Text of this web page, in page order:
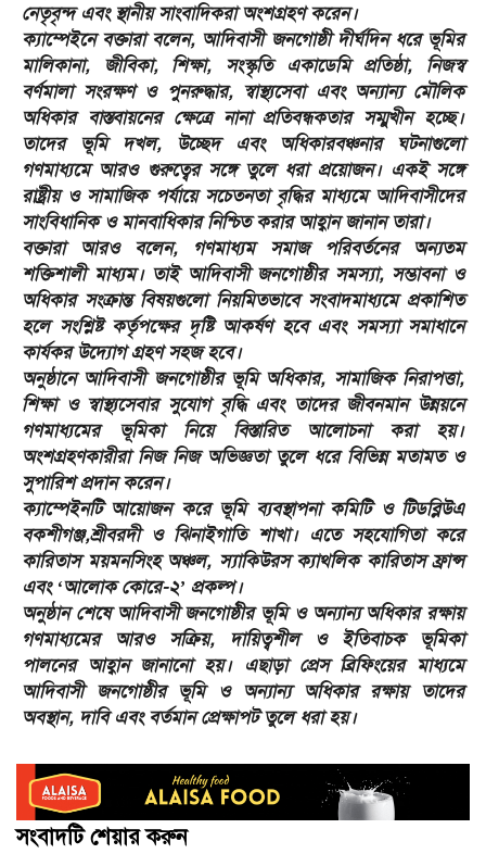
নেতৃবৃন্দ এবং স্থানীয় সাংবাদিকরা অংশগ্রহণ করেন।
ক্যাম্পেইনে বক্তারা বলেন, আদিবাসী জনগোষ্ঠী দীর্ঘদিন ধরে ভূমির
মালিকানা, জীবিকা, শিক্ষা, সংস্কৃতি একাডেমি প্রতিষ্ঠা, নিজস্ব
বর্ণমালা সংরক্ষণ ও পুনরুদ্ধার, স্বাস্থ্যসেবা এবং অন্যান্য মৌলিক
অধিকার বাস্তবায়নের ক্ষেত্রে নানা প্রতিবন্ধকতার সম্মুখীন হচ্ছে।
তাদের ভূমি দখল, উচ্ছেদ এবং অধিকারবঞ্চনার ঘটনাগুলো
গণমাধ্যমে আরও গুরুত্বের সঙ্গে তুলে ধরা প্রয়োজন। একই সঙ্গে
রাষ্ট্রীয় ও সামাজিক পর্যায়ে সচেতনতা বৃদ্ধির মাধ্যমে আদিবাসীদের
সাংবিধানিক ও মানবাধিকার নিশ্চিত করার আহ্বান জানান তারা।
বক্তারা আরও বলেন, গণমাধ্যম সমাজ পরিবর্তনের অন্যতম
শক্তিশালী মাধ্যম। তাই আদিবাসী জনগোষ্ঠীর সমস্যা, সম্ভাবনা ও
অধিকার সংক্রান্ত বিষয়গুলো নিয়মিতভাবে সংবাদমাধ্যমে প্রকাশিত
হলে সংশ্লিষ্ট কর্তৃপক্ষের দৃষ্টি আকর্ষণ হবে এবং সমস্যা সমাধানে
কার্যকর উদ্যোগ গ্রহণ সহজ হবে।
অনুষ্ঠানে আদিবাসী জনগোষ্ঠীর ভূমি অধিকার, সামাজিক নিরাপত্তা,
শিক্ষা ও স্বাস্থ্যসেবার সুযোগ বৃদ্ধি এবং তাদের জীবনমান উন্নয়নে
গণমাধ্যমের ভূমিকা নিয়ে বিস্তারিত আলোচনা করা হয়।
অংশগ্রহণকারীরা নিজ নিজ অভিজ্ঞতা তুলে ধরে বিভিন্ন মতামত ও
সুপারিশ প্রদান করেন।
ক্যাম্পেইনটি আয়োজন করে ভূমি ব্যবস্থাপনা কমিটি ও টিডব্লিউএ
বকশীগঞ্জ,শ্রীবরদী ও ঝিনাইগাতি শাখা। এতে সহযোগিতা করে
কারিতাস ময়মনসিংহ অঞ্চল, স্যাকিউরস ক্যাথলিক কারিতাস ফ্রান্স
এবং ‘আলোক কোরে-২’ প্রকল্প।
অনুষ্ঠান শেষে আদিবাসী জনগোষ্ঠীর ভূমি ও অন্যান্য অধিকার রক্ষায়
গণমাধ্যমের আরও সক্রিয়, দায়িত্বশীল ও ইতিবাচক ভূমিকা
পালনের আহ্বান জানানো হয়। এছাড়া প্রেস ব্রিফিংয়ের মাধ্যমে
আদিবাসী জনগোষ্ঠীর ভূমি ও অন্যান্য অধিকার রক্ষায় তাদের
অবস্থান, দাবি এবং বর্তমান প্রেক্ষাপট তুলে ধরা হয়।
সংবাদটি শেয়ার করুন